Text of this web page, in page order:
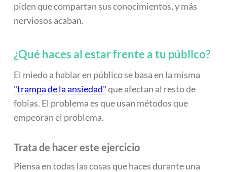
piden que compartan sus conocimientos, y más
nerviosos acaban.
¿Qué haces al estar frente a tu público?
El miedo a hablar en público se basa en la misma
"trampa de la ansiedad"que afectan al resto de
fobias. El problema es que usan métodos que
empeoran el problema.
Trata de hacer este ejercicio
Piensa en todas las cosas que haces durante una